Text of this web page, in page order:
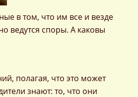
в том, что им все и везде
ведутся споры. А каковы
полагая, что это может
знают: то, что они